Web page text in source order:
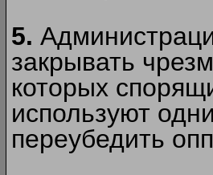
5.
закрывать
которых
используют
переубедить